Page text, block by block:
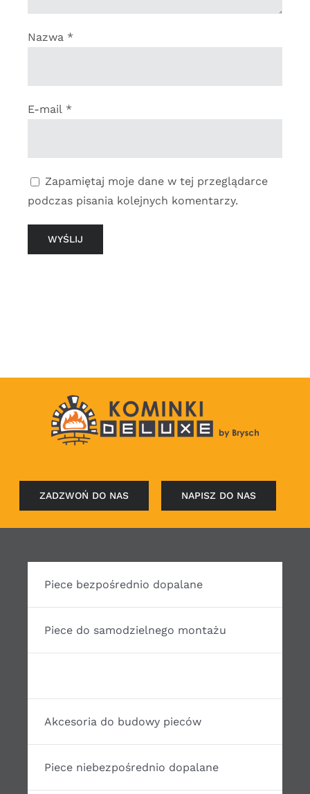
Nazwa *
E-mail *
Zapamiętaj moje dane w tej przeglądarce
podczas pisania kolejnych komentarzy.
ZADZWOŃ DO NAS NAPISZ DO NAS
Piece bezpośrednio dopalane
Piece do samodzielnego montażu
Akcesoria do budowy pieców
Piece niebezpośrednio dopalane